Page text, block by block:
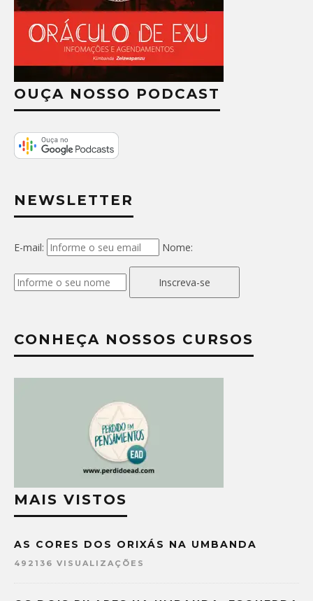
OUÇA NOSSO PODCAST
NEWSLETTER
E-mail: Nome:
Inscreva-se
CONHEÇA NOSSOS CURSOS
MAIS VISTOS
AS CORES DOS ORIXÁS NA UMBANDA
492136 VISUALIZAÇÕES